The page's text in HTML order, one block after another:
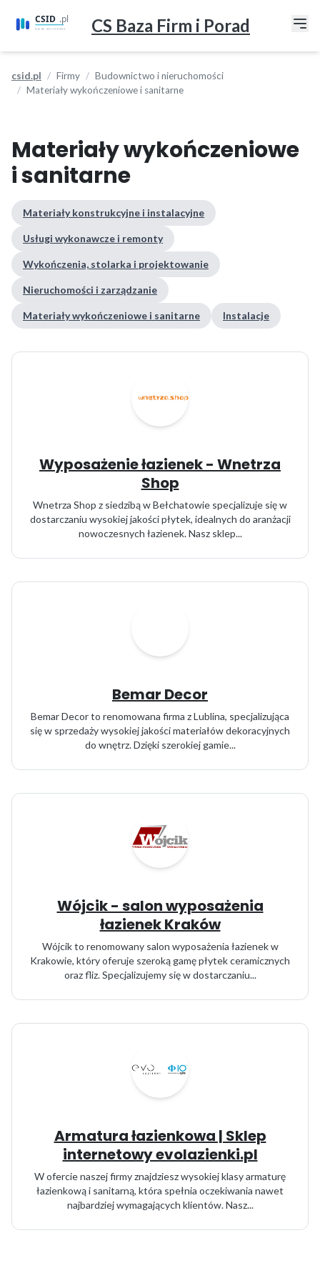
CS Baza Firm i Porad
csid.pl Firmy
Budownictwo i nieruchomości
Materiały wykończeniowe i sanitarne
Materiały wykończeniowe
i sanitarne
Materiały konstrukcyjne i instalacyjne
Usługi wykonawcze i remonty
Wykończenia, stolarka i projektowanie
Nieruchomości i zarządzanie
Materiały wykończeniowe i sanitarne Instalacje
Wyposażenie łazienek - Wnetrza
Shop
Wnetrza Shop z siedzibą w Bełchatowie specjalizuje się w
dostarczaniu wysokiej jakości płytek, idealnych do aranżacji
nowoczesnych łazienek. Nasz sklep...
Bemar Decor
Bemar Decor to renomowana firma z Lublina, specjalizująca
się w sprzedaży wysokiej jakości materiałów dekoracyjnych
do wnętrz. Dzięki szerokiej gamie...
Wójcik - salon wyposażenia
łazienek Kraków
Wójcik to renomowany salon wyposażenia łazienek w
Krakowie, który oferuje szeroką gamę płytek ceramicznych
oraz fliz. Specjalizujemy się w dostarczaniu...
Armatura łazienkowa | Sklep
internetowy evolazienki.pl
W ofercie naszej firmy znajdziesz wysokiej klasy armaturę
łazienkową i sanitarną, która spełnia oczekiwania nawet
najbardziej wymagających klientów. Nasz...